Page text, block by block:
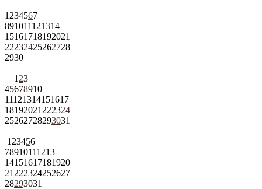
1 234567
891011121314
15161718192021
22232425262728
2930
1 23
45678910
11121314151617
18192021 222324
25262728293031
1 23456
78910111213
14151617181920
21 222324252627
28293031